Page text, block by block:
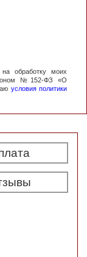
обработку моих
№152-ФЗ «О
условия политики